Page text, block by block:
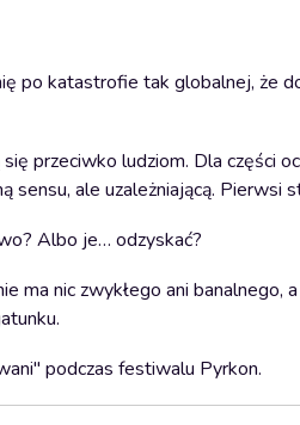
po katastrofie tak globalnej, że
przeciwko ludziom. Dla części
ale uzależniającą. Pierwsi
Albo je… odzyskać?
nic zwykłego ani banalnego,
podczas festiwalu Pyrkon.